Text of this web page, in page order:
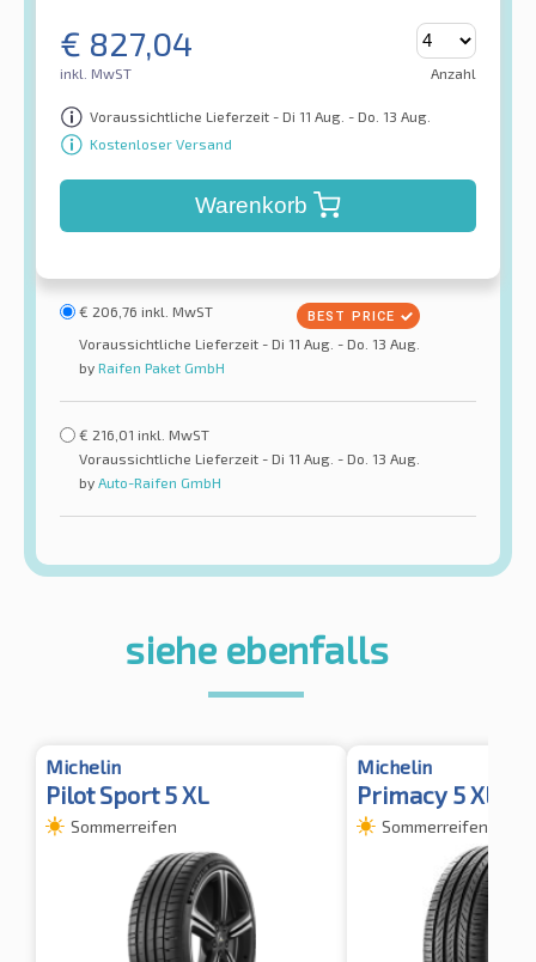
€ 827,04
inkl. MwST Anzahl
Voraussichtliche Lieferzeit - Di 11 Aug. - Do. 13 Aug.
Kostenloser Versand
Warenkorb
€ 206,76 inkl. MwST
Voraussichtliche Lieferzeit - Di 11 Aug. - Do. 13 Aug.
by Raifen Paket GmbH
€ 216,01 inkl. MwST
Voraussichtliche Lieferzeit - Di 11 Aug. - Do. 13 Aug.
by Auto-Raifen GmbH
siehe ebenfalls
Michelin
Pilot Sport 5 XL
Sommerreifen
Michelin
Primacy 5 XL TL
Sommerreifen